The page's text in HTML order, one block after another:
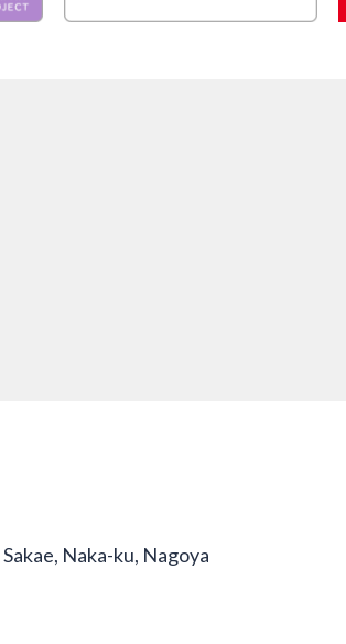
Naka-ku, Nagoya